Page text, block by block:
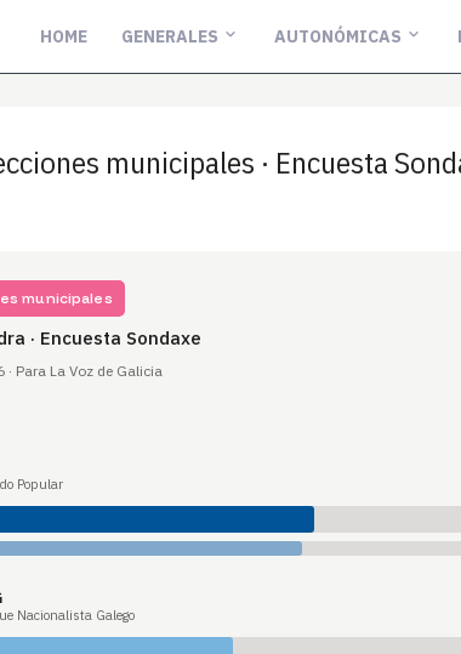
HOME GENERALES AUTONÓMICAS
municipales · Encuesta
municipales
· Encuesta Sondaxe
Para La Voz de Galicia
Popular
Nacionalista Galego